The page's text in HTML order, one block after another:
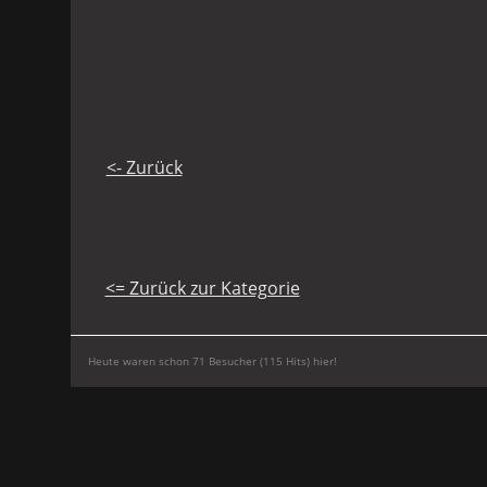
<- Zurück
<= Zurück zur Kategorie
Heute waren schon 71 Besucher (115 Hits) hier!